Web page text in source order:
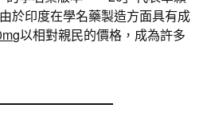
於印度在學名藥製造方面具有成
以相對親民的價格，成為許多